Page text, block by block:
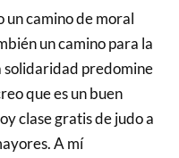
un camino de moral
un camino para la
solidaridad predomine
que es un buen
clase gratis de judo a
A mí